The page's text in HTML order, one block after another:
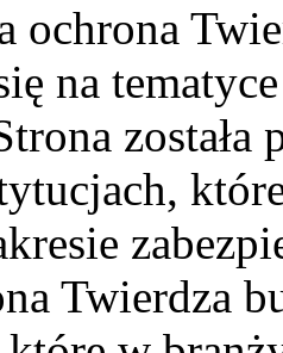
ochrona
na
Twierdza